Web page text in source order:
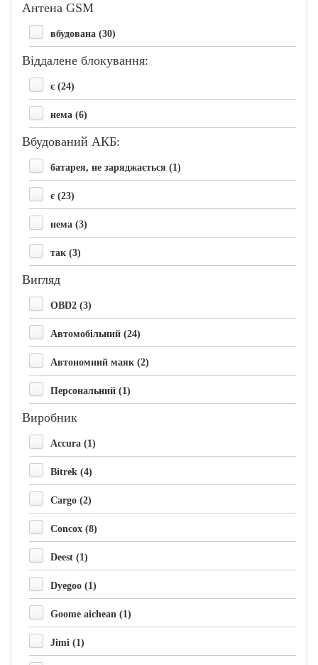
Антена GSM
вбудована (30)
Віддалене блокування:
є (24)
нема (6)
Вбудований АКБ:
батарея, не заряджається (1)
є (23)
нема (3)
так (3)
Вигляд
OBD2 (3)
Автомобільний (24)
Автономний маяк (2)
Персональний (1)
Виробник
Accura (1)
Bitrek (4)
Cargo (2)
Concox (8)
Deest (1)
Dyegoo (1)
Goome aichean (1)
Jimi (1)